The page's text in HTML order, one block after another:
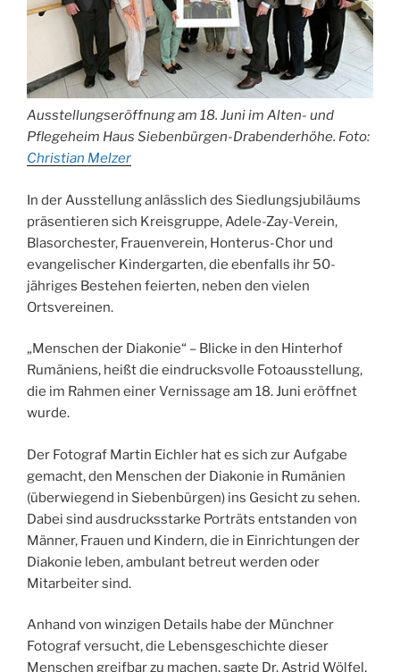
Ausstellungseröffnung am 18. Juni im Alten- und
Pflegeheim Haus Siebenbürgen-Drabenderhöhe. Foto:
Christian Melzer
In der Ausstellung anlässlich des Siedlungsjubiläums
präsentieren sich Kreisgruppe, Adele-Zay-Verein,
Blasorchester, Frauenverein, Honterus-Chor und
evangelischer Kindergarten, die ebenfalls ihr 50-
jähriges Bestehen feierten, neben den vielen
Ortsvereinen.
„Menschen der Diakonie“ – Blicke in den Hinterhof
Rumäniens, heißt die eindrucksvolle Fotoausstellung,
die im Rahmen einer Vernissage am 18. Juni eröffnet
wurde.
Der Fotograf Martin Eichler hat es sich zur Aufgabe
gemacht, den Menschen der Diakonie in Rumänien
(überwiegend in Siebenbürgen) ins Gesicht zu sehen.
Dabei sind ausdrucksstarke Porträts entstanden von
Männer, Frauen und Kindern, die in Einrichtungen der
Diakonie leben, ambulant betreut werden oder
Mitarbeiter sind.
Anhand von winzigen Details habe der Münchner
Fotograf versucht, die Lebensgeschichte dieser
Menschen greifbar zu machen, sagte Dr. Astrid Wölfel,